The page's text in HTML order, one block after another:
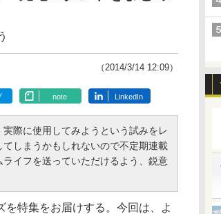
（2014/3/14 12:09）
note LinkedIn
際に使用してみようという試みをレ
しまうかもしれないので不定期連載
イフを送っていただけるよう、鋭意
特集をお届けする。今回は、よ